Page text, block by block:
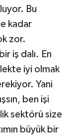
Bu
kadar
zor.
iş dalı. En
iyi olmak
Yani
ben işi
sektörü size
büyük bir